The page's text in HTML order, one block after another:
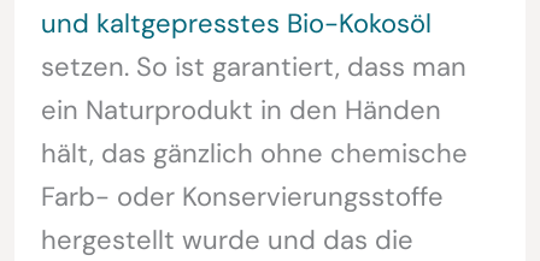
und kaltgepresstes Bio-Kokosöl
setzen. So ist garantiert, dass man
ein Naturprodukt in den Händen
hält, das gänzlich ohne chemische
Farb- oder Konservierungsstoffe
hergestellt wurde und das die